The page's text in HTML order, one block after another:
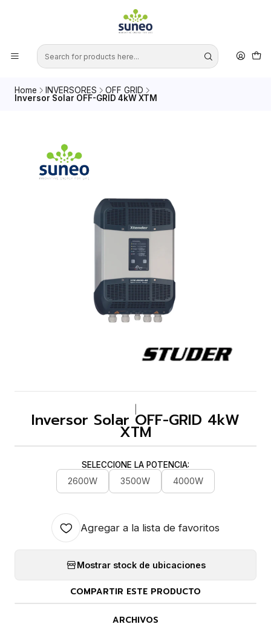
Home INVERSORES
OFF GRID
Inversor Solar OFF-GRID 4kW XTM
Inversor Solar OFF-GRID 4kW
XTM
SELECCIONE LA POTENCIA:
2600W 3500W 4000W
Agregar a la lista de favoritos
Mostrar stock de ubicaciones
COMPARTIR ESTE PRODUCTO
ARCHIVOS